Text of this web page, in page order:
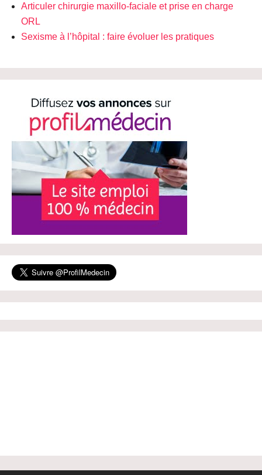
Articuler chirurgie maxillo-faciale et prise en charge
ORL
Sexisme à l’hôpital : faire évoluer les pratiques